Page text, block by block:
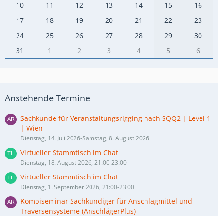
10
11 12 13 14 15
16
17
18 19 20 21 22
23
24
25 26 27 28 29
30
31
1 2 3 4 5 6
Anstehende Termine
Sachkunde für Veranstaltungsrigging nach SQQ2 | Level 1
| Wien
Dienstag, 14. Juli 2026-Samstag, 8. August 2026
Virtueller Stammtisch im Chat
Dienstag, 18. August 2026, 21:00-23:00
Virtueller Stammtisch im Chat
Dienstag, 1. September 2026, 21:00-23:00
Kombiseminar Sachkundiger für Anschlagmittel und
Traversensysteme (AnschlägerPlus)